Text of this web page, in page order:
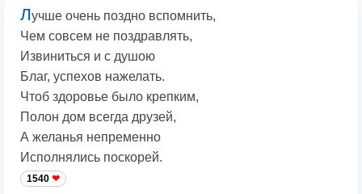
Лучше очень поздно вспомнить,
Чем совсем не поздравлять,
Извиниться и с душою
Благ, успехов нажелать.
Чтоб здоровье было крепким,
Полон дом всегда друзей,
А желанья непременно
Исполнялись поскорей.
1540